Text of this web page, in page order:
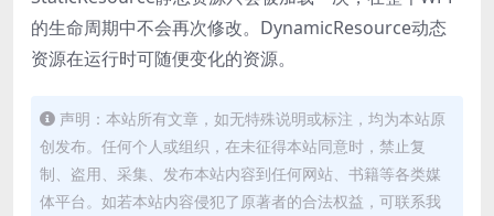
的生命周期中不会再次修改。DynamicResource动态
资源在运行时可随便变化的资源。
声明：本站所有文章，如无特殊说明或标注，均为本站原
创发布。任何个人或组织，在未征得本站同意时，禁止复
制、盗用、采集、发布本站内容到任何网站、书籍等各类媒
体平台。如若本站内容侵犯了原著者的合法权益，可联系我